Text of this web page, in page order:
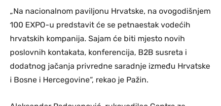
„Na nacionalnom paviljonu Hrvatske, na ovogodišnjem
100 EXPO-u predstavit će se petnaestak vodećih
hrvatskih kompanija. Sajam će biti mjesto novih
poslovnih kontakata, konferencija, B2B susreta i
dodatnog jačanja privredne saradnje između Hrvatske
i Bosne i Hercegovine“, rekao je Pažin.